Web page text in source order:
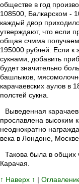
обществе в год
108500, Балкарском -
каждый двор
утверждают, что если
общая счмма
195000 рублей. Если к
сукнами, добавить
будет значительно
башлыков,
карачаевских аулов в
полстей сукна.
Выведенная
прославлена высоким
неоднократно
века в Лондоне,
Такова была в общих
Карачая.
↑ Наверх ↑ |